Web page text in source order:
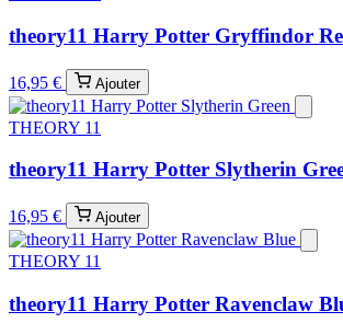
theory11 Harry Potter Gryffindor
16,95 € Ajouter
THEORY 11
theory11 Harry Potter Slytherin
16,95 € Ajouter
THEORY 11
theory11 Harry Potter Ravenclaw